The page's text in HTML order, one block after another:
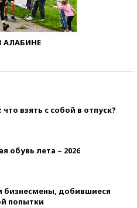
АЛАБИНЕ
взять с собой в отпуск?
обувь лета – 2026
бизнесмены, добившиеся
попытки